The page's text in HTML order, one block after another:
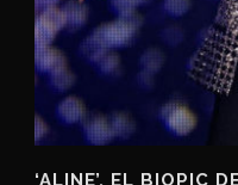
‘ALINE’, EL BIOPIC